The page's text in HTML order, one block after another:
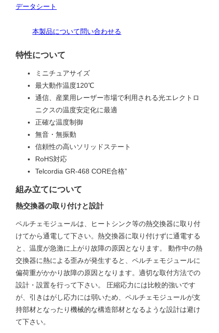
データシート
本製品について問い合わせる
特性について
ミニチュアサイズ
最大動作温度120℃
通信、産業用レーザー市場で利用される光エレクトロ
ニクスの温度安定化に最適
正確な温度制御
無音・無振動
信頼性の高いソリッドステート
RoHS対応
Telcordia GR-468 CORE合格”
組み立てについて
熱交換器の取り付けと設計
ペルチェモジュールは、ヒートシンク等の熱交換器に取り付
けてから通電して下さい。熱交換器に取り付けずに通電する
と、温度が急激に上がり故障の原因となります。 動作中の熱
交換器に熱による歪みが発生すると、ペルチェモジュールに
偏荷重がかかり故障の原因となります。適切な取付方法での
設計・設置を行って下さい。 圧縮応力には比較的強いです
が、引きはがし応力には弱いため、ペルチェモジュールが支
持部材となったり機械的な構造部材となるような設計は避け
て下さい。